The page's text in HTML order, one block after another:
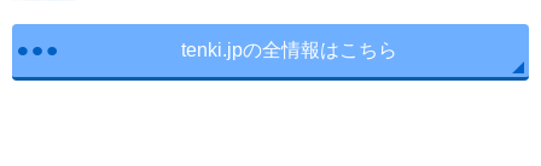
tenki.jpの全情報はこちら